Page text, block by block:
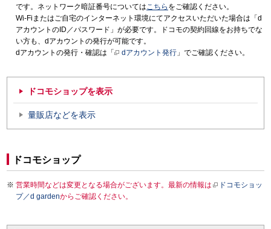
です。ネットワーク暗証番号についてはこちら をご確認ください。
Wi-Fiまたはご自宅のインターネット環境にてアクセスいただいた場合は「d
アカウントのID／パスワード」が必要です。ドコモの契約回線をお持ちでな
い方も、dアカウントの発行が可能です。
dアカウントの発行・確認は「
dアカウント発行 」でご確認ください。
ドコモショップを表示
量販店などを表示
ドコモショップ
営業時間などは変更となる場合がございます。最新の情報は
ドコモショッ
プ／d gardenからご確認ください。